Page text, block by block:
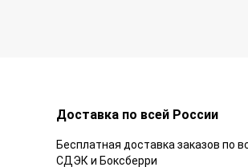
Доставка по всей России
Бесплатная доставка заказов по
СДЭК и Боксберри